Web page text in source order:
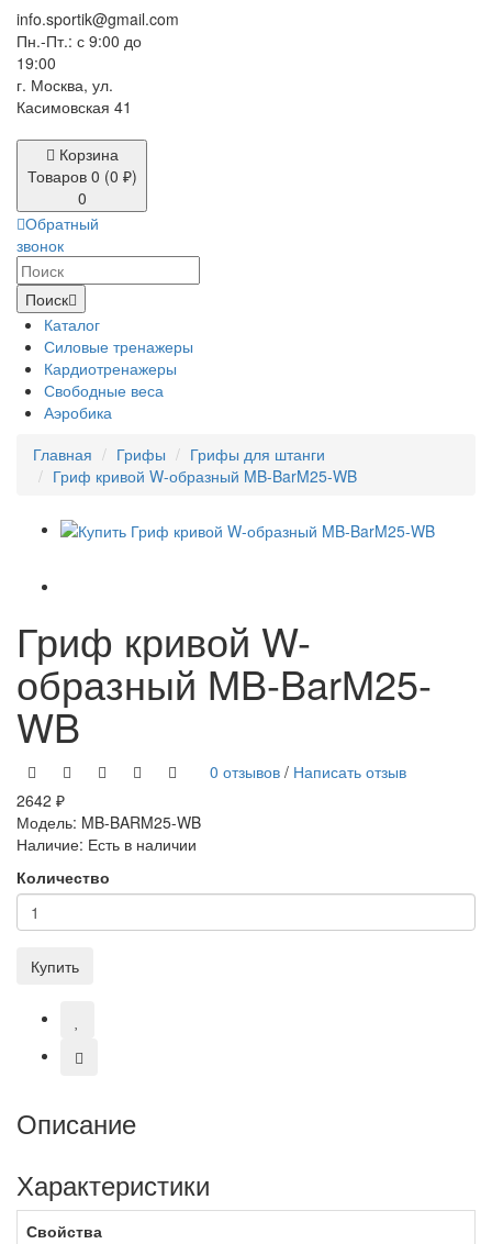
info.sportik@gmail.com
Пн.-Пт.: с 9:00 до
19:00
г. Москва, ул.
Касимовская 41
Корзина
Товаров 0 (0 ₽)
0
Обратный
звонок
Поиск
Каталог
Силовые тренажеры
Кардиотренажеры
Свободные веса
Аэробика
Главная
Грифы
Грифы для штанги
Гриф кривой W-образный MB-BarM25-WB
Гриф кривой W-
образный MB-BarM25-
WB
0 отзывов / Написать отзыв
2642 ₽
Модель: MB-BARM25-WB
Наличие: Есть в наличии
Количество
Купить
Описание
Характеристики
Свойства